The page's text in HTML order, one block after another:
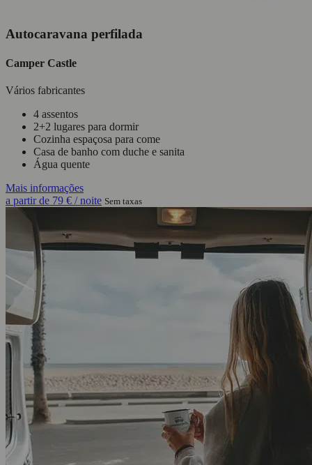
Autocaravana perfilada
Camper Castle
Vários fabricantes
4 assentos
2+2 lugares para dormir
Cozinha espaçosa para come
Casa de banho com duche e sanita
Água quente
Mais informações
a partir de 79 € / noite Sem taxas